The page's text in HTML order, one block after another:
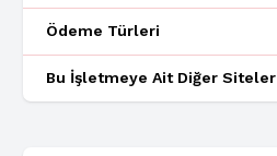
Ödeme Türleri
Bu İşletmeye Ait Diğer Siteler